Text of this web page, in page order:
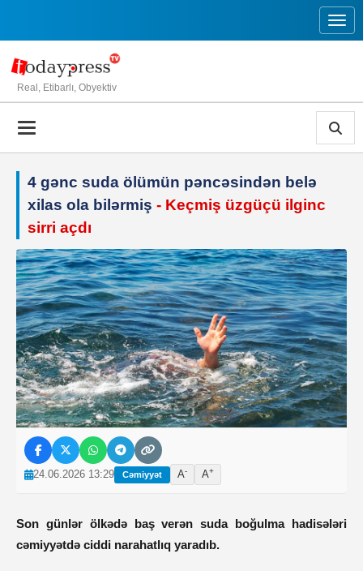
Real, Etibarlı, Obyektiv
4 gənc suda ölümün pəncəsindən belə
xilas ola bilərmiş - Keçmiş üzgüçü ilginc
sirri açdı
24.06.2026 13:29 Cəmiyyət A- A+
Son günlər ölkədə baş verən suda boğulma hadisələri
cəmiyyətdə ciddi narahatlıq yaradıb.